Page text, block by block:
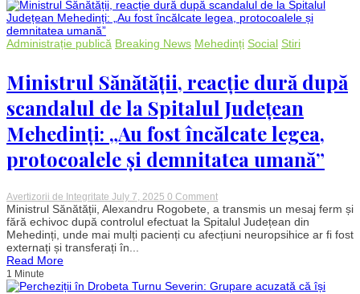
și
un
au
luat
pe
DN
56
A
Administrație publică Breaking News Mehedinți Social Stiri
Ministrul Sănătății, reacție dură după
scandalul de la Spitalul Județean
Mehedinți: „Au fost încălcate legea,
protocoalele și demnitatea umană”
Avertizorii de Integritate July 7, 2025 0 Commenton
Ministrul
Sănătății,
reacție
dură
la
Ministrul Sănătății, Alexandru Rogobete, a transmis un mesaj ferm și
fără echivoc după controlul efectuat la Spitalul Județean din
Mehedinți, unde mai mulți pacienți cu afecțiuni neuropsihice ar fi fost
externați și transferați în...
Read More
1 Minute